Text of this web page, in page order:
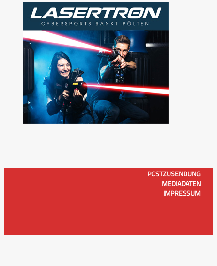
POSTZUSENDUNG
MEDIADATEN
IMPRESSUM